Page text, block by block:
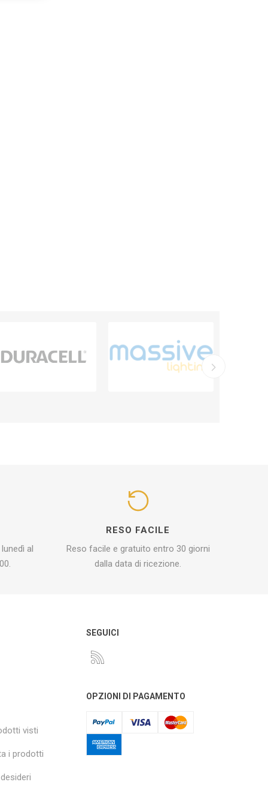
al
RESO FACILE
Reso facile e gratuito entro 30 giorni
dalla data di ricezione.
visti
i prodotti
SEGUICI
OPZIONI DI PAGAMENTO